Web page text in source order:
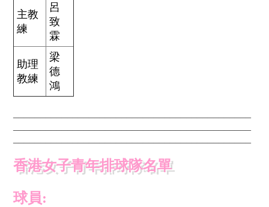
主教
練
呂
致
霖
助理
教練
梁
德
鴻
香港女子青年排球隊名單
球員: